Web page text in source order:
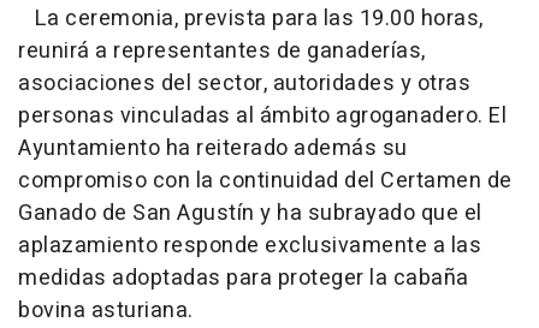
La ceremonia, prevista para las 19.00 horas,
reunirá a representantes de ganaderías,
asociaciones del sector, autoridades y otras
personas vinculadas al ámbito agroganadero. El
Ayuntamiento ha reiterado además su
compromiso con la continuidad del Certamen de
Ganado de San Agustín y ha subrayado que el
aplazamiento responde exclusivamente a las
medidas adoptadas para proteger la cabaña
bovina asturiana.